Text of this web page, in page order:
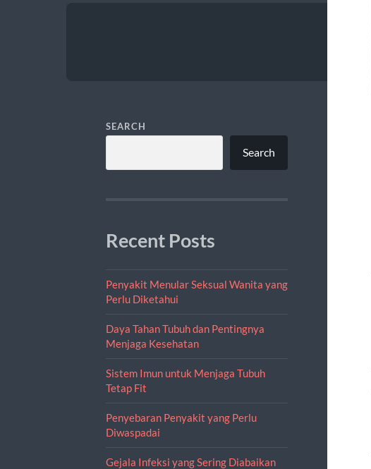
SEARCH
Search
Recent Posts
Penyakit Menular Seksual Wanita yang
Perlu Diketahui
Daya Tahan Tubuh dan Pentingnya
Menjaga Kesehatan
Sistem Imun untuk Menjaga Tubuh
Tetap Fit
Penyebaran Penyakit yang Perlu
Diwaspadai
Gejala Infeksi yang Sering Diabaikan